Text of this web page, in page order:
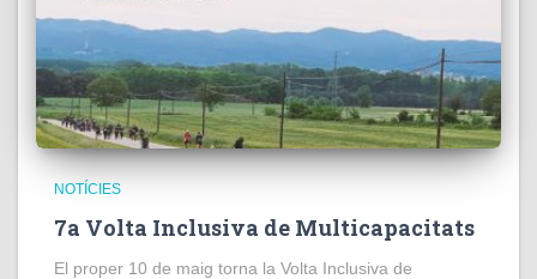
NOTÍCIES
7a Volta Inclusiva de Multicapacitats
El proper 10 de maig torna la Volta Inclusiva de